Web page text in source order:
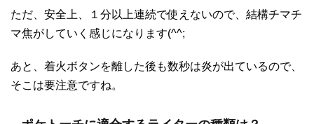
ただ、安全上、１分以上連続で使えないので、結構チマチ
マ焦がしていく感じになります(^^;
あと、着火ボタンを離した後も数秒は炎が出ているので、
そこは要注意ですね。